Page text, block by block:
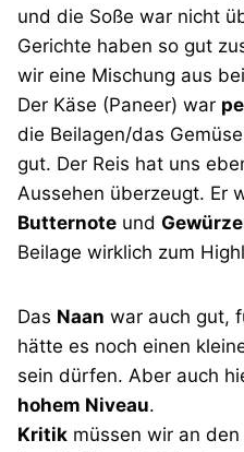
und die Soße war nicht
Gerichte haben so gut
wir eine Mischung aus
Der Käse (Paneer) war
die Beilagen/das
gut. Der Reis hat uns
Aussehen überzeugt. Er
Butternote und
Beilage wirklich zum
Das Naan war auch gut,
hätte es noch einen
sein dürfen. Aber auch
hohem Niveau.
Kritik müssen wir an den